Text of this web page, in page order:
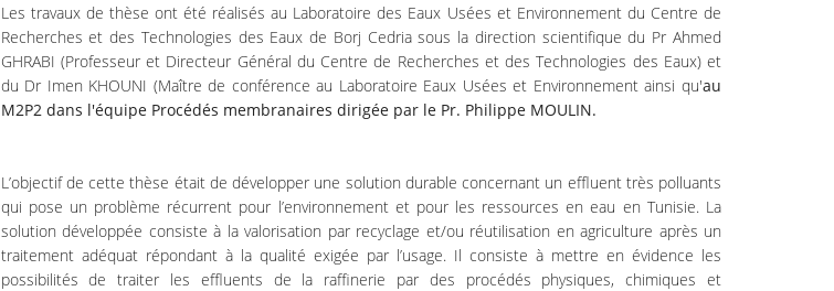
Les travaux de thèse ont été réalisés au Laboratoire des Eaux Usées et Environnement du Centre de
Recherches et des Technologies des Eaux de Borj Cedria sous la direction scientifique du Pr Ahmed
GHRABI (Professeur et Directeur Général du Centre de Recherches et des Technologies des Eaux) et
du Dr Imen KHOUNI (Maître de conférence au Laboratoire Eaux Usées et Environnement ainsi qu'au
M2P2 dans l'équipe Procédés membranaires dirigée par le Pr. Philippe MOULIN.
L’objectif de cette thèse était de développer une solution durable concernant un effluent très polluants
qui pose un problème récurrent pour l’environnement et pour les ressources en eau en Tunisie. La
solution développée consiste à la valorisation par recyclage et/ou réutilisation en agriculture après un
traitement adéquat répondant à la qualité exigée par l’usage. Il consiste à mettre en évidence les
possibilités de traiter les effluents de la raffinerie par des procédés physiques, chimiques et